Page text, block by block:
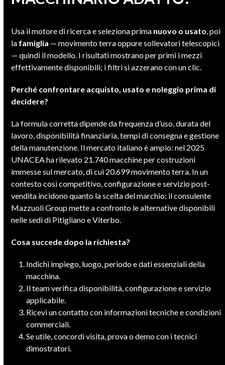
Usa il motore di ricerca e seleziona prima nuovo o usato, poi
la famiglia — movimento terra oppure sollevatori telescopici
— quindi il modello. I risultati mostrano per primi i mezzi
effettivamente disponibili; i filtri si azzerano con un clic.
Perché confrontare acquisto, usato e noleggio prima di
decidere?
La formula corretta dipende da frequenza d’uso, durata del
lavoro, disponibilità finanziaria, tempi di consegna e gestione
della manutenzione. Il mercato italiano è ampio: nel 2025
UNACEA ha rilevato 21.740 macchine per costruzioni
immesse sul mercato, di cui 20.699 movimento terra. In un
contesto così competitivo, configurazione e servizio post-
vendita incidono quanto la scelta del marchio: il consulente
Mazzuoli Group mette a confronto le alternative disponibili
nelle sedi di Pitigliano e Viterbo.
Cosa succede dopo la richiesta?
Indichi impiego, luogo, periodo e dati essenziali della
macchina.
Il team verifica disponibilità, configurazione e servizio
applicabile.
Ricevi un contatto con informazioni tecniche e condizioni
commerciali.
Se utile, concordi visita, prova o demo con i tecnici
dimostratori.